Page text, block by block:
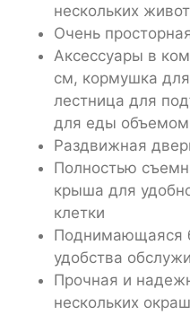
нескольких
Очень
Аксессуары в
см, кормушка
лестница для
для еды
Раздвижная
Полностью
крыша для
клетки
Поднимающаяся
удобства
Прочная и
нескольких